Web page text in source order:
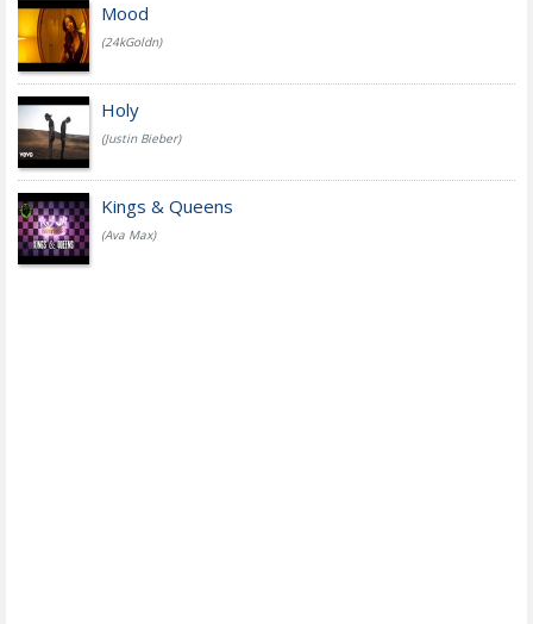
Mood
(24kGoldn)
Holy
(Justin Bieber)
Kings & Queens
(Ava Max)